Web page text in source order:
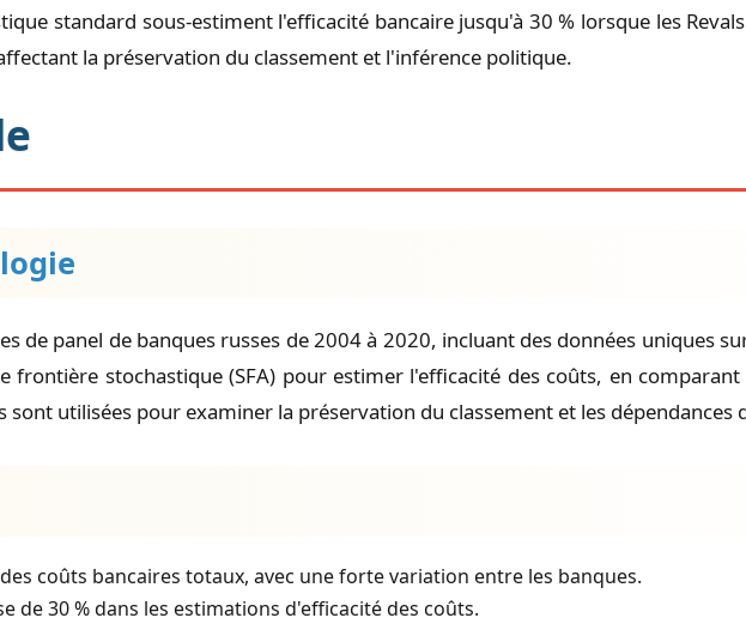
standard sous-estiment l'efficacité bancaire jusqu'à 30 % lorsque les
la préservation du classement et l'inférence politique.
de panel de banques russes de 2004 à 2020, incluant des données uniques
frontière stochastique (SFA) pour estimer l'efficacité des coûts, en
sont utilisées pour examiner la préservation du classement et les dépendances
coûts bancaires totaux, avec une forte variation entre les banques.
de 30 % dans les estimations d'efficacité des coûts.